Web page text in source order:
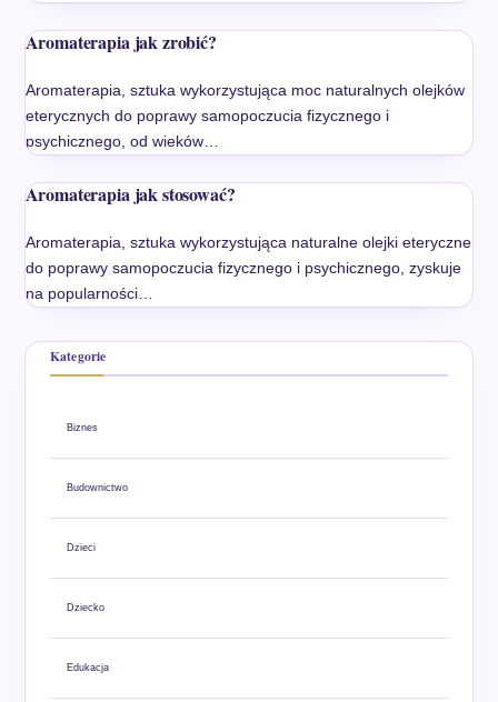
Aromaterapia jak zrobić?
Aromaterapia, sztuka wykorzystująca moc naturalnych olejków
eterycznych do poprawy samopoczucia fizycznego i
psychicznego, od wieków…
Aromaterapia jak stosować?
Aromaterapia, sztuka wykorzystująca naturalne olejki eteryczne
do poprawy samopoczucia fizycznego i psychicznego, zyskuje
na popularności…
Kategorie
Biznes
Budownictwo
Dzieci
Dziecko
Edukacja